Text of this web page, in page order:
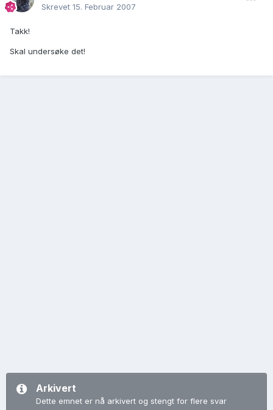
Skrevet 15. Februar 2007
Takk!
Skal undersøke det!
Arkivert
Dette emnet er nå arkivert og stengt for flere svar